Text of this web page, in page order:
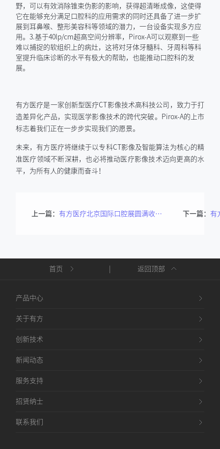
野，可以有效消除锥束伪影的影响，获得超清晰成像，这使得
它在能够充分满足口腔科的应用需求的同时还具备了进一步扩
展到耳鼻喉、整形美容科等领域的潜力，一台设备实现多方应
用。3.基于40lp/cm超高空间分辨率，Pirox-A可以观察到一些
难以捕捉的软组织上的病灶，这将对牙体牙髓科、牙周科等科
室提升临床诊断的水平有极大的帮助，也能推动口腔科的发
展。
有方医疗是一家创新型医疗CT影像技术高科技公司，致力于打
造差异化产品，实现医学影像技术的跨代突破。Pirox-A的上市
标志着我们正在一步步实现我们的愿景。
未来，有方医疗将继续于以专科CT影像及智能算法为核心的精
准医疗领域不断深耕，也必将推动医疗影像技术迈向更高的水
平，为所有人的健康而奋斗！
上一篇： 有方医疗北京国际口腔展圆满收官！现场盛况回顾 下一篇：
首页 返回顶部
产品中心
关于有方
创新技术
新闻动态
服务支持
招贤纳士
联系我们